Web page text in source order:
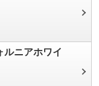
ニアホワイ